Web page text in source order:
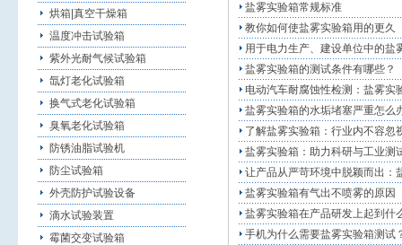
烘箱|真空干燥箱
温度冲击试验箱
紫外光耐气候试验箱
氙灯老化试验箱
换气式老化试验箱
臭氧老化试验箱
防锈油脂试验机
防尘试验箱
外壳防护试验设备
滴水试验装置
霉菌交变试验箱
盐雾实验箱常规标准
教你如何使盐雾实验箱用的更久
用于电力生产、建设单位中的盐
盐雾实验箱的测试条件有哪些？
电动汽车耐腐蚀性检测：盐雾实
盐雾实验箱的水垢堵塞严重怎么
了解盐雾实验箱：行业内不容忽
盐雾实验箱：助力科研与工业测
让产品从严苛环境中脱颖而出：
盐雾实验箱有气出不喷雾的原因
盐雾实验箱在产品研发上起到什
手机为什么需要盐雾实验箱测试